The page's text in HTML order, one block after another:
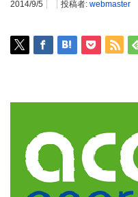
2014/9/5 投稿者: webmaster